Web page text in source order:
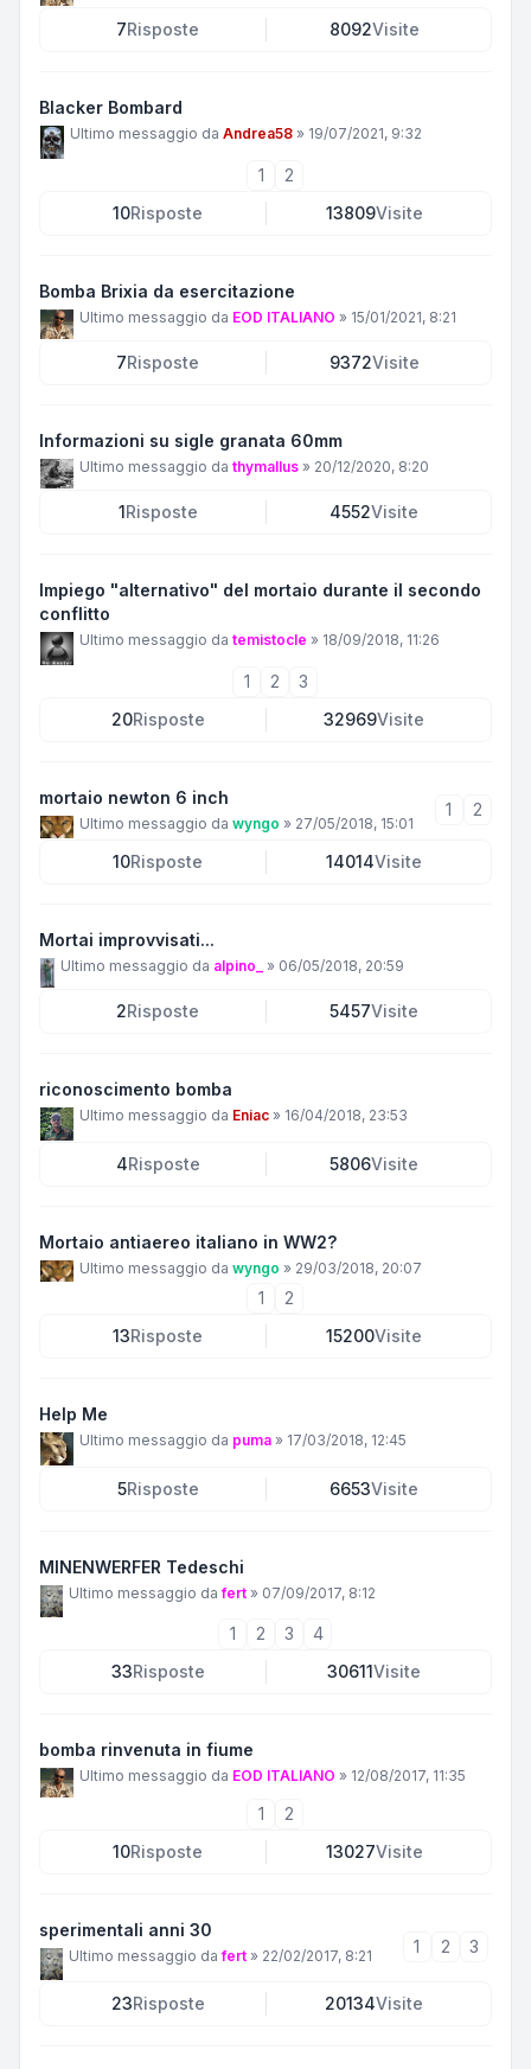
7Risposte 8092Visite
Blacker Bombard
Ultimo messaggio da Andrea58 » 19/07/2021, 9:32
1
2
10Risposte 13809Visite
Bomba Brixia da esercitazione
Ultimo messaggio da EOD ITALIANO » 15/01/2021, 8:21
7Risposte 9372Visite
Informazioni su sigle granata 60mm
Ultimo messaggio da thymallus » 20/12/2020, 8:20
1Risposte 4552Visite
Impiego "alternativo" del mortaio durante il secondo
conflitto
Ultimo messaggio da temistocle » 18/09/2018, 11:26
1 2
3
20Risposte 32969Visite
mortaio newton 6 inch
Ultimo messaggio da wyngo » 27/05/2018, 15:01
1 2
10Risposte 14014Visite
Mortai improvvisati...
Ultimo messaggio da alpino_ » 06/05/2018, 20:59
2Risposte 5457Visite
riconoscimento bomba
Ultimo messaggio da Eniac » 16/04/2018, 23:53
4Risposte 5806Visite
Mortaio antiaereo italiano in WW2?
Ultimo messaggio da wyngo » 29/03/2018, 20:07
1
2
13Risposte 15200Visite
Help Me
Ultimo messaggio da puma » 17/03/2018, 12:45
5Risposte 6653Visite
MINENWERFER Tedeschi
Ultimo messaggio dafert » 07/09/2017, 8:12
1 2 3
4
33Risposte 30611Visite
bomba rinvenuta in fiume
Ultimo messaggio da EOD ITALIANO » 12/08/2017, 11:35
1
2
10Risposte 13027Visite
sperimentali anni 30
Ultimo messaggio dafert » 22/02/2017, 8:21 1 2 3
23Risposte 20134Visite